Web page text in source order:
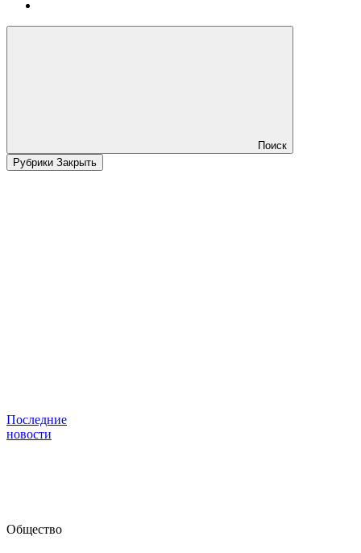
Поиск
Рубрики Закрыть
Последние
новости
Общество